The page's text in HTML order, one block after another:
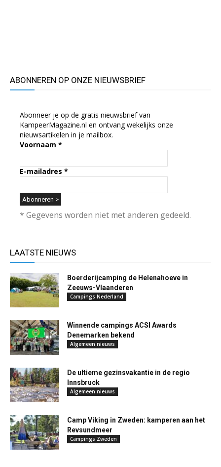
ABONNEREN OP ONZE NIEUWSBRIEF
Abonneer je op de gratis nieuwsbrief van
KampeerMagazine.nl en ontvang wekelijks onze
nieuwsartikelen in je mailbox.
Voornaam *
E-mailadres *
* Gegevens worden niet met anderen gedeeld.
LAATSTE NIEUWS
Boerderijcamping de Helenahoeve in
Zeeuws-Vlaanderen
Campings Nederland
Winnende campings ACSI Awards
Denemarken bekend
Algemeen nieuws
De ultieme gezinsvakantie in de regio
Innsbruck
Algemeen nieuws
Camp Viking in Zweden: kamperen aan het
Revsundmeer
Campings Zweden